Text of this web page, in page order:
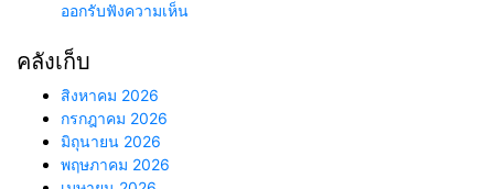
ออกรับฟังความเห็น
คลังเก็บ
สิงหาคม 2026
กรกฎาคม 2026
มิถุนายน 2026
พฤษภาคม 2026